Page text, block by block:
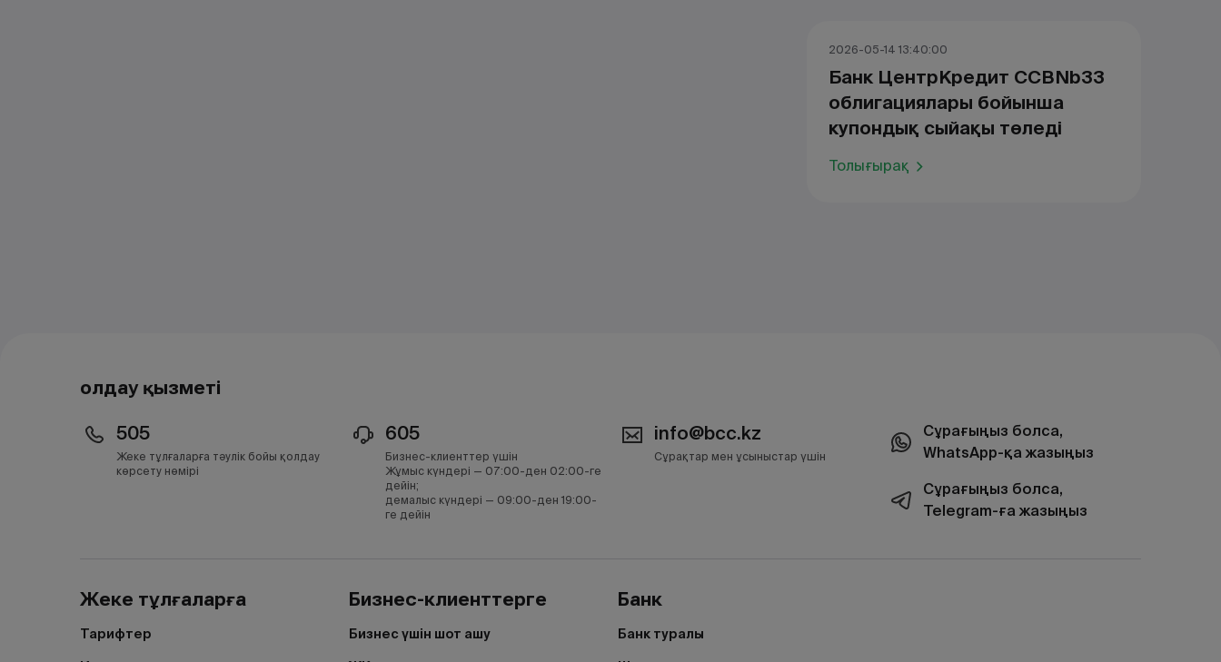
2026-05-14 13:40:00
Банк ЦентрКредит CCBNb33
облигациялары бойынша
купондық сыйақы төледі
Толығырақ
Қолдау қызметі
505
Жеке тұлғаларға тәулік бойы қолдау
көрсету нөмірі
605
Бизнес-клиенттер үшін
Жұмыс күндері — 07:00-ден 02:00-ге
дейін;
демалыс күндері — 09:00-ден 19:00-
ге дейін
info@bcc.kz
Сұрақтар мен ұсыныстар үшін
Сұрағыңыз болса,
WhatsApp-қа жазыңыз
Сұрағыңыз болса,
Telegram-ға жазыңыз
Жеке тұлғаларға
Тарифтер
Бизнес-клиенттерге
Бизнес үшін шот ашу
Банк
Банк туралы